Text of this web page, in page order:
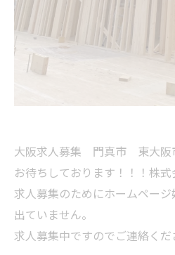
大阪求人募集 門真市 東大阪
お待ちしております！！！株
求人募集のためにホームペー
出ていません。
求人募集中ですのでご連絡くだ